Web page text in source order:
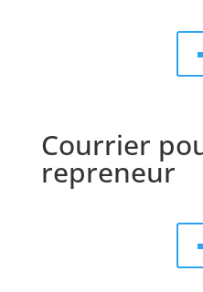
Courrier
repreneur